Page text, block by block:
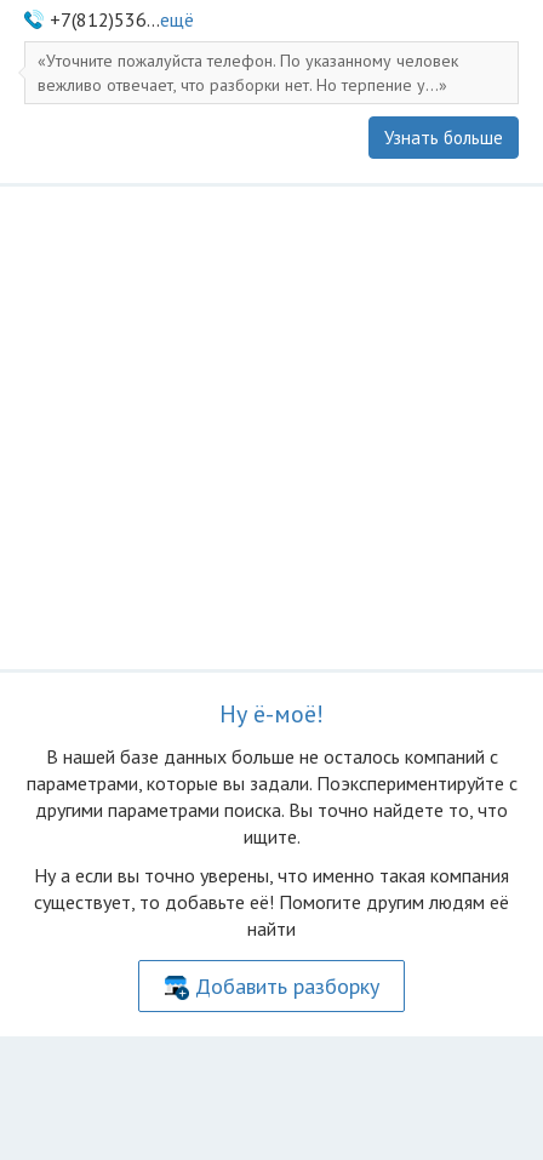
+7(812)536...ещё
Уточните пожалуйста телефон. По указанному человек
вежливо отвечает, что разборки нет. Но терпение у...
Узнать больше
Ну ё-моё!
В нашей базе данных больше не осталоcь компаний с
параметрами, которые вы задали. Поэкспериментируйте с
другими параметрами поиска. Вы точно найдете то, что
ищите.
Ну а если вы точно уверены, что именно такая компания
существует, то добавьте её! Помогите другим людям её
найти
Добавить разборку